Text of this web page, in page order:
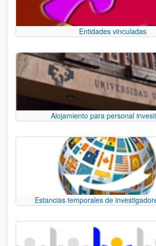
Entidades vinculadas
Alojamiento para personal
Estancias temporales de